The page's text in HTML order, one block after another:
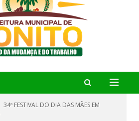
34º FESTIVAL DO DIA DAS MÃES EM